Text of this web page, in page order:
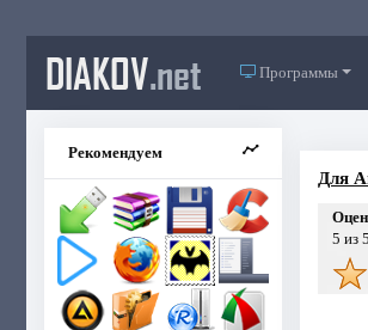
DIAKOV.net Программы
Рекомендуем
Для
5 из